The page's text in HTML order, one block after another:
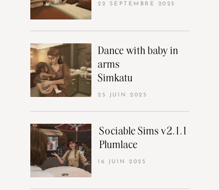
22 SEPTEMBRE 2025
Dance with baby in
arms
Simkatu
25 JUIN 2025
Sociable Sims v2.1.1
Plumlace
16 JUIN 2025